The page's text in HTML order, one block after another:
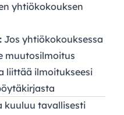
yhtiökokouksen
Jos yhtiökokouksessa
muutosilmoitus
liittää ilmoitukseesi
kuuluu tavallisesti